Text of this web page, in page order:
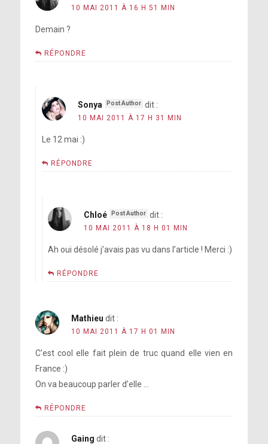
10 MAI 2011 À 16 H 51 MIN
Demain ?
RÉPONDRE
Sonya dit :
10 MAI 2011 À 17 H 31 MIN
Le 12 mai :)
RÉPONDRE
Chloé dit :
10 MAI 2011 À 18 H 01 MIN
Ah oui désolé j’avais pas vu dans l’article ! Merci :)
RÉPONDRE
Mathieu dit :
10 MAI 2011 À 17 H 01 MIN
C’est cool elle fait plein de truc quand elle vien en
France :)
On va beaucoup parler d’elle …
RÉPONDRE
Gaing dit :